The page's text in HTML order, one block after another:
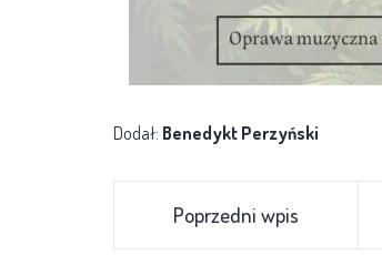
Dodał: Benedykt Perzyński
Poprzedni wpis